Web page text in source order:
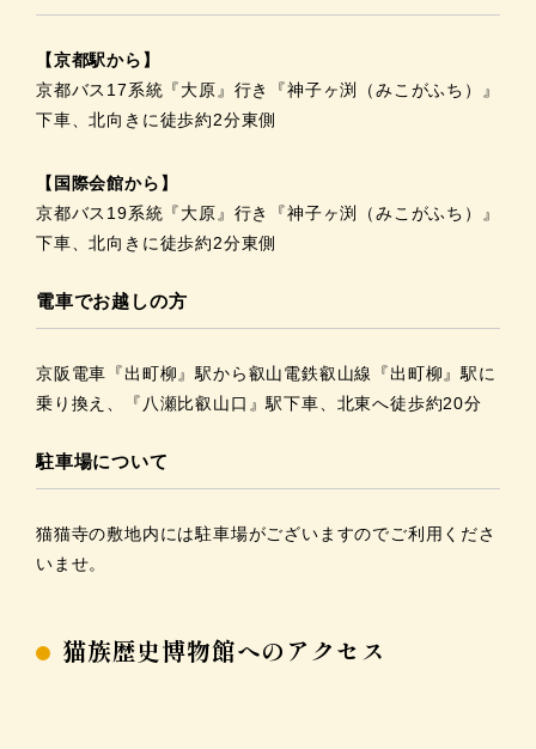
【京都駅から】
京都バス17系統『大原』行き『神子ヶ渕（みこがふち）』
下車、北向きに徒歩約2分東側
【国際会館から】
京都バス19系統『大原』行き『神子ヶ渕（みこがふち）』
下車、北向きに徒歩約2分東側
電車でお越しの方
京阪電車『出町柳』駅から叡山電鉄叡山線『出町柳』駅に
乗り換え、『八瀬比叡山口』駅下車、北東へ徒歩約20分
駐車場について
猫猫寺の敷地内には駐車場がございますのでご利用くださ
いませ。
猫族歴史博物館へのアクセス